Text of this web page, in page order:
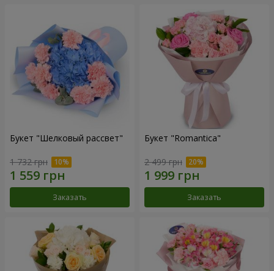
Букет "Шелковый рассвет"
1 732 грн
Заказать
Букет "Romantica"
2 499 грн
Заказать